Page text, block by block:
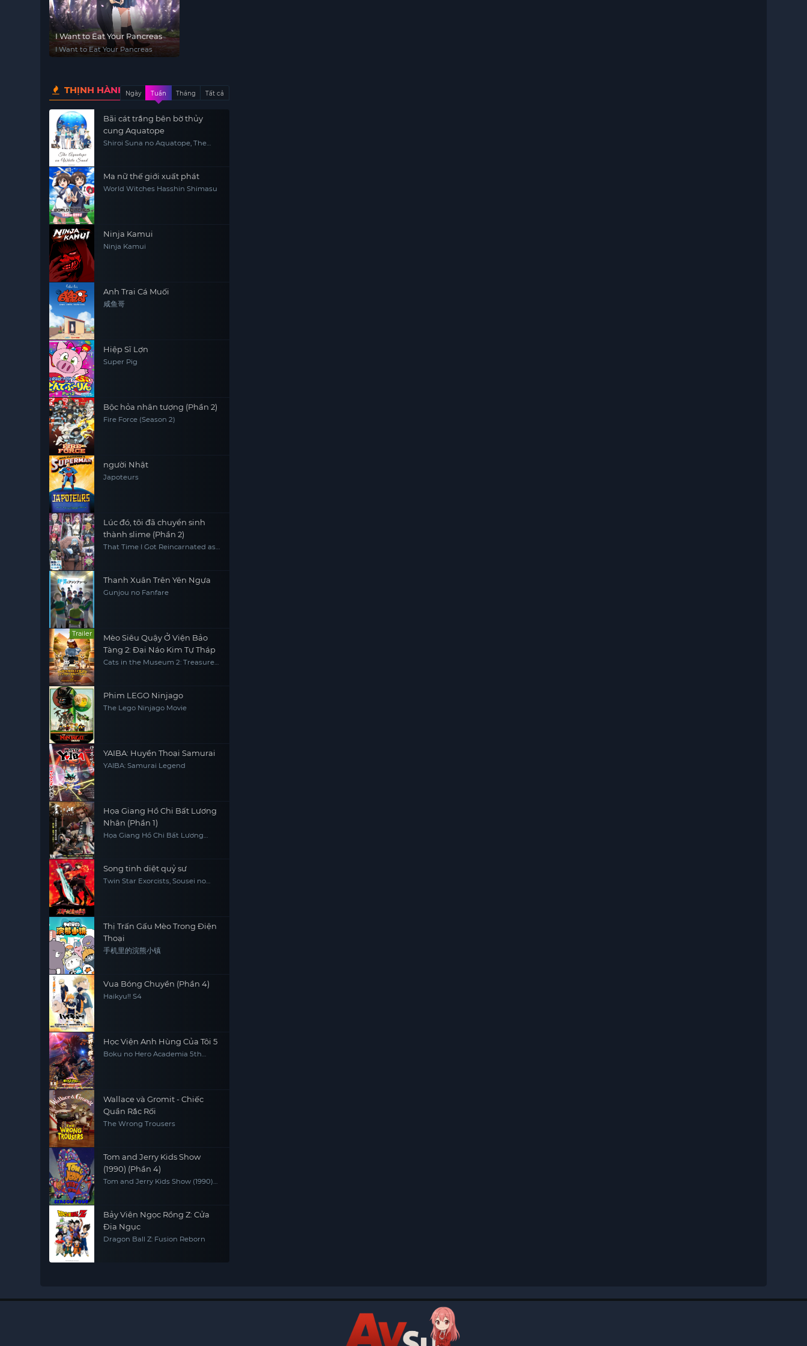
I Want to Eat Your Pancreas
I Want to Eat Your Pancreas
THỊNH HÀNHNgày Tuần Tháng Tất cả
Bãi cát trắng bên bờ thủy
cung Aquatope
Shiroi Suna no Aquatope, The
Ma nữ thế giới xuất phát
World Witches Hasshin Shimasu
Ninja Kamui
Ninja Kamui
Anh Trai Cá Muối
咸鱼哥
Hiệp Sĩ Lợn
Super Pig
Bộc hỏa nhân tượng (Phần 2)
Fire Force (Season 2)
người Nhật
Japoteurs
Lúc đó, tôi đã chuyển sinh
thành slime (Phần 2)
That Time I Got Reincarnated as
Thanh Xuân Trên Yên Ngựa
Gunjou no Fanfare
Trailer
Mèo Siêu Quậy Ở Viện Bảo
Tàng 2: Đại Náo Kim Tự Tháp
Cats in the Museum 2: Treasures
Phim LEGO Ninjago
The Lego Ninjago Movie
YAIBA: Huyền Thoại Samurai
YAIBA: Samurai Legend
Họa Giang Hồ Chi Bất Lương
Nhân (Phần 1)
Họa Giang Hồ Chi Bất Lương
Song tinh diệt quỷ sư
Twin Star Exorcists, Sousei no
Thị Trấn Gấu Mèo Trong Điện
Thoại
手机里的浣熊小镇
Vua Bóng Chuyền (Phần 4)
Haikyu!! S4
Học Viện Anh Hùng Của Tôi 5
Boku no Hero Academia 5th
Wallace và Gromit - Chiếc
Quần Rắc Rối
The Wrong Trousers
Tom and Jerry Kids Show
(1990) (Phần 4)
Tom and Jerry Kids Show (1990)
Bảy Viên Ngọc Rồng Z: Cửa
Địa Ngục
Dragon Ball Z: Fusion Reborn